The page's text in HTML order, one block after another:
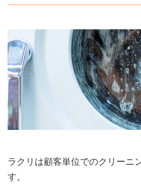
ラクリは顧客単位でのクリーニ
す。